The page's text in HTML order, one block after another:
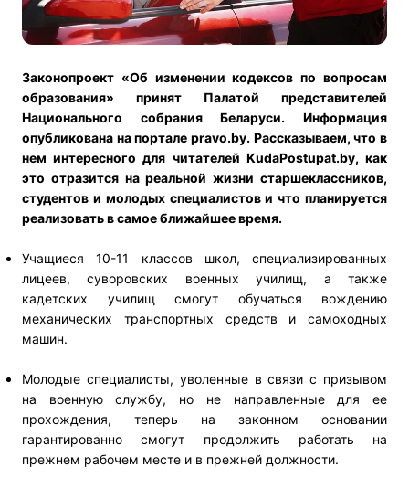
Законопроект «Об изменении кодексов по вопросам
образования» принят Палатой представителей
Национального собрания Беларуси. Информация
опубликована на портале pravo.by. Рассказываем, что в
нем интересного для читателей KudaPostupat.by, как
это отразится на реальной жизни старшеклассников,
студентов и молодых специалистов и что планируется
реализовать в самое ближайшее время.
Учащиеся 10-11 классов школ, специализированных
лицеев, суворовских военных училищ, а также
кадетских училищ смогут обучаться вождению
механических транспортных средств и самоходных
машин.
Молодые специалисты, уволенные в связи с призывом
на военную службу, но не направленные для ее
прохождения, теперь на законном основании
гарантированно смогут продолжить работать на
прежнем рабочем месте и в прежней должности.